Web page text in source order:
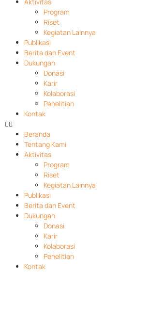
Program
Riset
Kegiatan Lainnya
Publikasi
Berita dan Event
Dukungan
Donasi
Karir
Kolaborasi
Penelitian
Kontak
Beranda
Tentang Kami
Aktivitas
Program
Riset
Kegiatan Lainnya
Publikasi
Berita dan Event
Dukungan
Donasi
Karir
Kolaborasi
Penelitian
Kontak